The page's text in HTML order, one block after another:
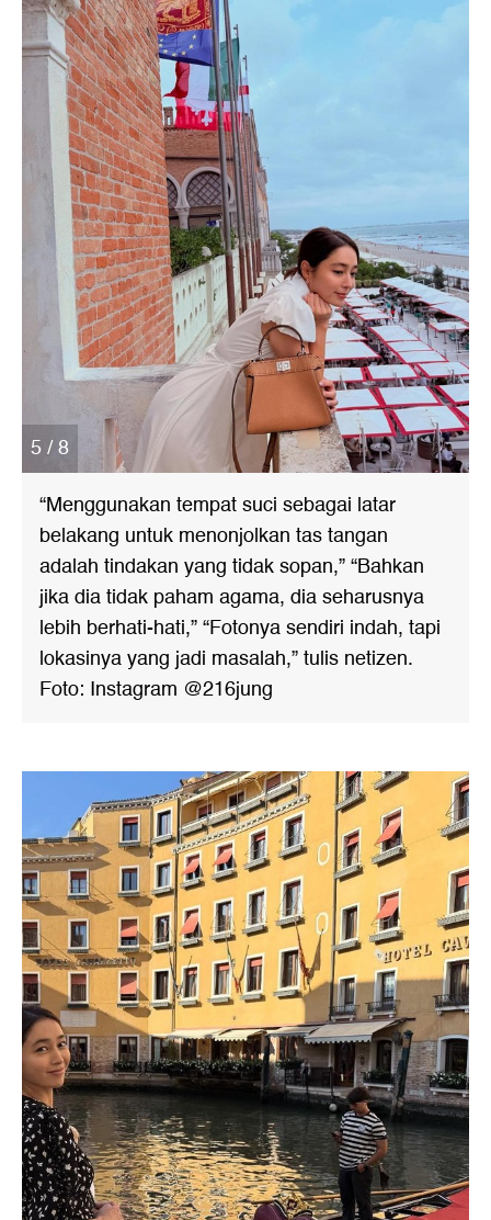
5 / 8
“Menggunakan tempat suci sebagai latar
belakang untuk menonjolkan tas tangan
adalah tindakan yang tidak sopan,” “Bahkan
jika dia tidak paham agama, dia seharusnya
lebih berhati-hati,” “Fotonya sendiri indah, tapi
lokasinya yang jadi masalah,” tulis netizen.
Foto: Instagram @216jung